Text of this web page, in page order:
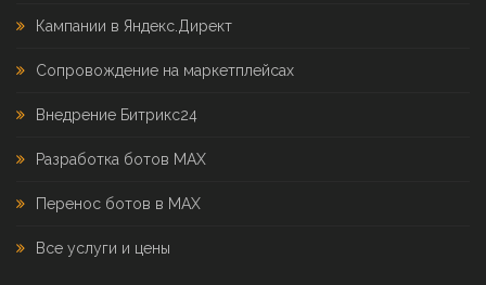
Кампании в Яндекс.Директ
Сопровождение на маркетплейсах
Внедрение Битрикс24
Разработка ботов MAX
Перенос ботов в MAX
Все услуги и цены